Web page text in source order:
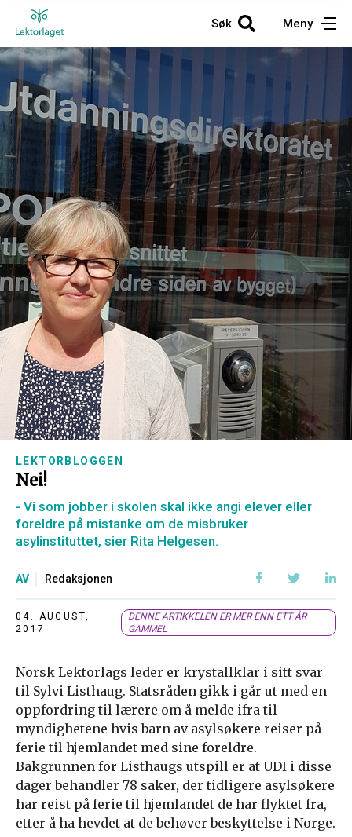
Søk Meny
LEKTORBLOGGEN
Nei!
- Vi som jobber i skolen skal ikke angi elever eller
foreldre på mistanke om de misbruker
asylinstituttet, sier Rita Helgesen.
AV Redaksjonen
04. AUGUST,
2017
DENNE ARTIKKELEN ER MER ENN ETT ÅR
GAMMEL
Norsk Lektorlags leder er krystallklar i sitt svar
til Sylvi Listhaug. Statsråden gikk i går ut med en
oppfordring til lærere om å melde ifra til
myndighetene hvis barn av asylsøkere reiser på
ferie til hjemlandet med sine foreldre.
Bakgrunnen for Listhaugs utspill er at UDI i disse
dager behandler 78 saker, der tidligere asylsøkere
har reist på ferie til hjemlandet de har flyktet fra,
etter å ha hevdet at de behøver beskyttelse i Norge.